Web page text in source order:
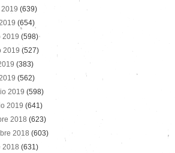
(639)
(654)
2019 (598)
2019 (527)
(383)
(562)
2019 (598)
2019 (641)
2018 (623)
2018 (603)
2018 (631)